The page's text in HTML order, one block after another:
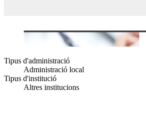
Tipus d'administració
Administració local
Tipus d'institució
Altres institucions